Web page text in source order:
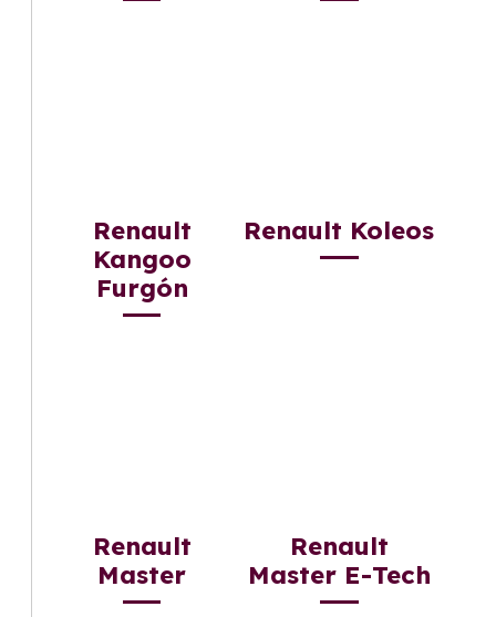
Renault
Kangoo
Furgón
Renault Koleos
Renault
Master
Renault
Master E-Tech